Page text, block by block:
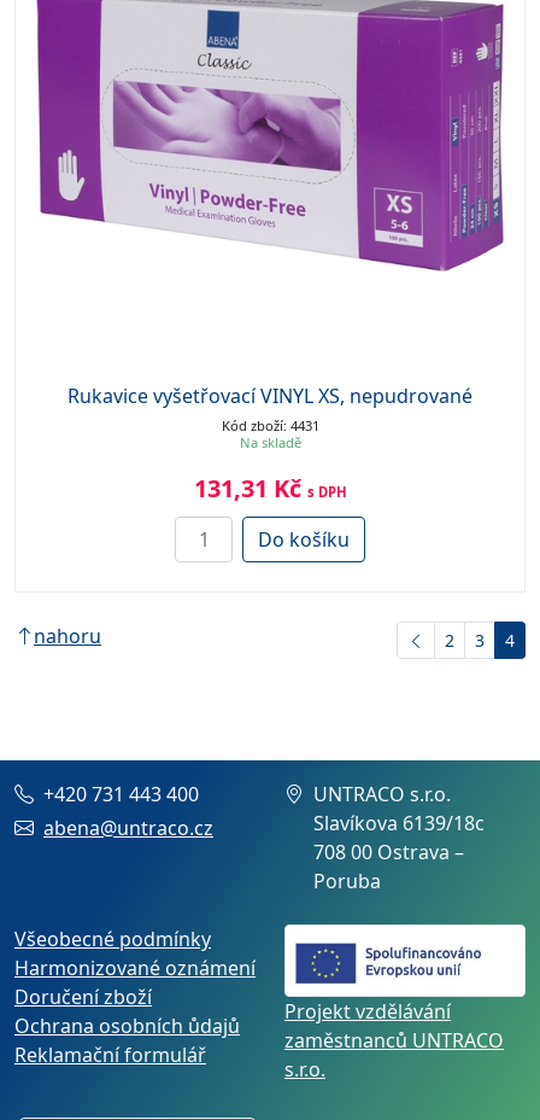
Rukavice vyšetřovací VINYL XS, nepudrované
Kód zboží: 4431
Na skladě
131,31 Kč s DPH
Do košíku
nahoru 2 3 4
+420 731 443 400
abena@untraco.cz
UNTRACO s.r.o.
Slavíkova 6139/18c
708 00 Ostrava –
Poruba
Všeobecné podmínky
Harmonizované oznámení
Doručení zboží
Ochrana osobních ůdajů
Reklamační formulář
Projekt vzdělávání
zaměstnanců UNTRACO
s.r.o.